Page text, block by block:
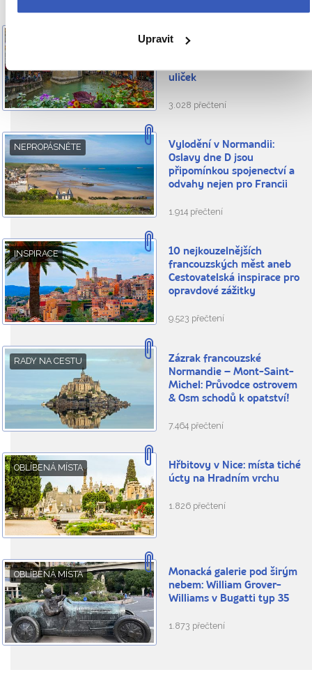
UpravitAnnecy: Benátky Alp, kde
uliček
3.028 přečtení
NEPROPÁSNĚTE
Vylodění v Normandii:
Oslavy dne D jsou
připomínkou spojenectví a
odvahy nejen pro Francii
1.914 přečtení
INSPIRACE
10 nejkouzelnějších
francouzských měst aneb
Cestovatelská inspirace pro
opravdové zážitky
9.523 přečtení
RADY NA CESTU
Zázrak francouzské
Normandie – Mont-Saint-
Michel: Průvodce ostrovem
& Osm schodů k opatství!
7.464 přečtení
OBLÍBENÁ MÍSTA
Hřbitovy v Nice: místa tiché
úcty na Hradním vrchu
1.826 přečtení
OBLÍBENÁ MÍSTA
Monacká galerie pod širým
nebem: William Grover-
Williams v Bugatti typ 35
1.873 přečtení